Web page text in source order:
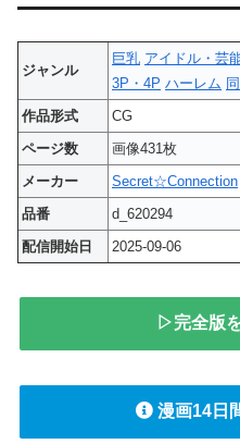
ジャンル
巨乳 アイドル・芸
3P・4P ハーレム
作品形式
CG
ページ数
画像431枚
メーカー
Secret☆Connection
品番
d_620294
配信開始日
2025-09-06
▷完全版
漫画14日